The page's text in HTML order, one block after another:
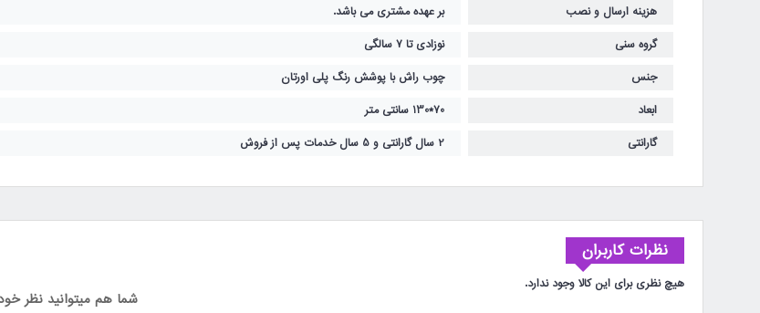
هزینه ارسال و نصب
بر عهده مشتری می باشد.
گروه سنی
نوزادی تا 7 سالگی
جنس
چوب راش با پوشش رنگ پلی اورتان
ابعاد
70*130 سانتی متر
گارانتی
2 سال گارانتی و 5 سال خدمات پس از فروش
نظرات کاربران
هیچ نظری برای این کالا وجود ندارد.
شما هم میتوانید نظر